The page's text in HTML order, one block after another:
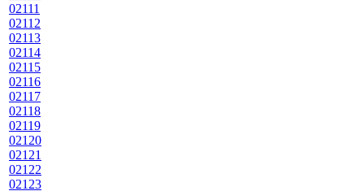
02111
02112
02113
02114
02115
02116
02117
02118
02119
02120
02121
02122
02123